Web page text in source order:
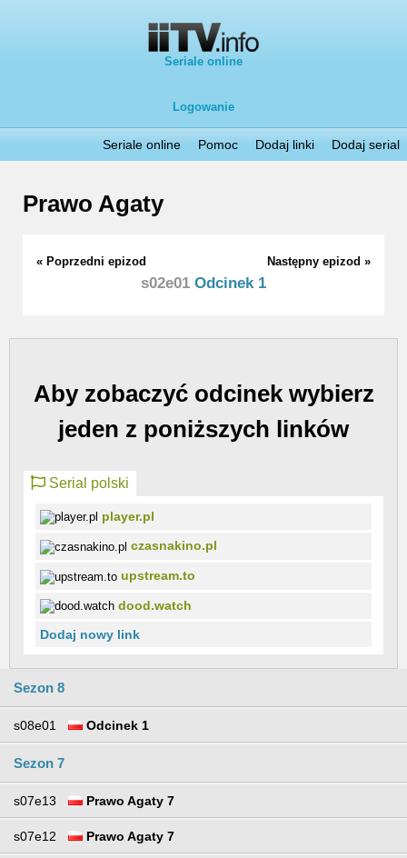
Seriale online
Logowanie
Seriale online Pomoc Dodaj linki Dodaj serial
Prawo Agaty
« Poprzedni epizod Następny epizod »
s02e01 Odcinek 1
Aby zobaczyć odcinek wybierz
jeden z poniższych linków
Serial polski
player.pl
czasnakino.pl
upstream.to
dood.watch
Dodaj nowy link
Sezon 8
s08e01 Odcinek 1
Sezon 7
s07e13 Prawo Agaty 7
s07e12 Prawo Agaty 7